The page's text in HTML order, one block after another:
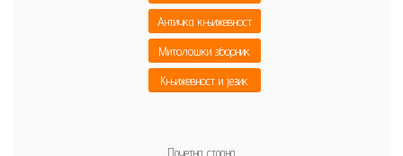
Античка књижевност
Митолошки зборник
Књижевност и језик
Почетна страна